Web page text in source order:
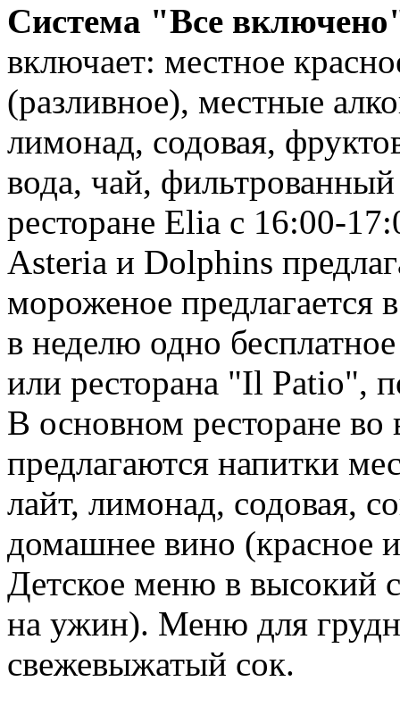
Система "Все
включает: местное
(разливное), местные
лимонад, содовая,
вода, чай,
ресторане Elia с 16:00-
Asteria и Dolphins
мороженое предлагается
в неделю одно
или ресторана "Il Patio",
В основном ресторане
предлагаются напитки
лайт, лимонад, содовая,
домашнее вино (красное
Детское меню в высокий
на ужин). Меню для
свежевыжатый сок.